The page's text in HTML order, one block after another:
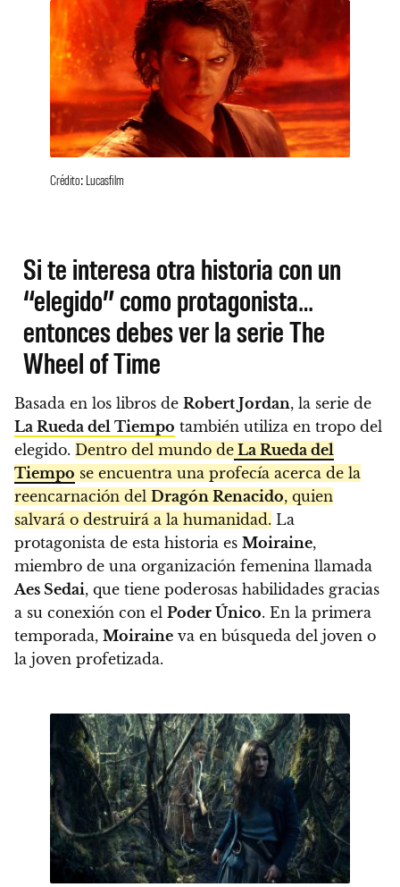
Crédito: Lucasfilm
Si te interesa otra historia con un
“elegido” como protagonista…
entonces debes ver la serie The
Wheel of Time
Basada en los libros de Robert Jordan, la serie de
La Rueda del Tiempo también utiliza en tropo del
elegido. Dentro del mundo de La Rueda del
Tiempo se encuentra una profecía acerca de la
reencarnación del Dragón Renacido, quien
salvará o destruirá a la humanidad. La
protagonista de esta historia es Moiraine,
miembro de una organización femenina llamada
Aes Sedai, que tiene poderosas habilidades gracias
a su conexión con el Poder Único. En la primera
temporada, Moiraine va en búsqueda del joven o
la joven profetizada.